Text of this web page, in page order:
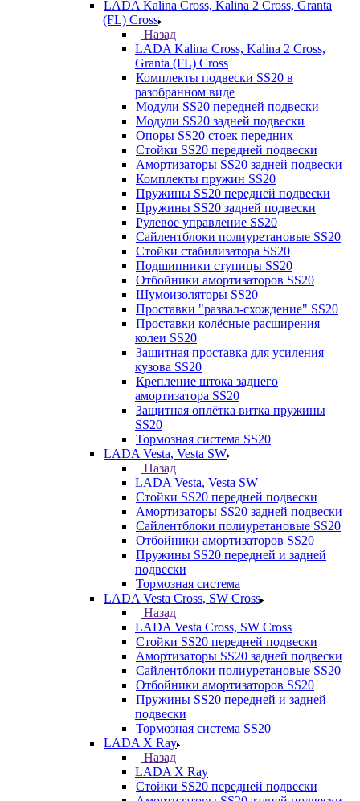
LADA Kalina Cross, Kalina 2 Cross, Granta
(FL) Cross
Назад
LADA Kalina Cross, Kalina 2 Cross,
Granta (FL) Cross
Комплекты подвески SS20 в
разобранном виде
Модули SS20 передней подвески
Модули SS20 задней подвески
Опоры SS20 стоек передних
Стойки SS20 передней подвески
Амортизаторы SS20 задней подвески
Комплекты пружин SS20
Пружины SS20 передней подвески
Пружины SS20 задней подвески
Рулевое управление SS20
Сайлентблоки полиуретановые SS20
Стойки стабилизатора SS20
Подшипники ступицы SS20
Отбойники амортизаторов SS20
Шумоизоляторы SS20
Проставки "развал-схождение" SS20
Проставки колёсные расширения
колеи SS20
Защитная проставка для усиления
кузова SS20
Крепление штока заднего
амортизатора SS20
Защитная оплётка витка пружины
SS20
Тормозная система SS20
LADA Vesta, Vesta SW
Назад
LADA Vesta, Vesta SW
Стойки SS20 передней подвески
Амортизаторы SS20 задней подвески
Сайлентблоки полиуретановые SS20
Отбойники амортизаторов SS20
Пружины SS20 передней и задней
подвески
Тормозная система
LADA Vesta Cross, SW Cross
Назад
LADA Vesta Cross, SW Cross
Стойки SS20 передней подвески
Амортизаторы SS20 задней подвески
Сайлентблоки полиуретановые SS20
Отбойники амортизаторов SS20
Пружины SS20 передней и задней
подвески
Тормозная система SS20
LADA X Ray
Назад
LADA X Ray
Стойки SS20 передней подвески